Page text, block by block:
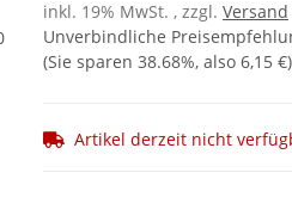
inkl. 19% MwSt. , zzgl. Versand
Unverbindliche
(Sie sparen 38.68%, also 6,15 €)
Artikel derzeit nicht